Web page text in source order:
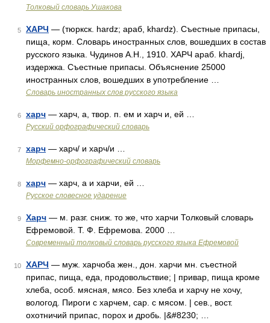
Толковый словарь Ушакова
5 ХАРЧ — (тюркск. hardz; араб, khardz). Съестные припасы,
пища, корм. Словарь иностранных слов, вошедших в состав
русского языка. Чудинов А.Н., 1910. ХАРЧ араб. khardj,
издержка. Съестные припасы. Объяснение 25000
иностранных слов, вошедших в употребление …
Словарь иностранных слов русского языка
6 харч — харч, а, твор. п. ем и харч и, ей …
Русский орфографический словарь
7 харч — харч/ и харч/и …
Морфемно-орфографический словарь
8 харч — харч, а и харчи, ей …
Русское словесное ударение
9 Харч — м. разг. сниж. то же, что харчи Толковый словарь
Ефремовой. Т. Ф. Ефремова. 2000 …
Современный толковый словарь русского языка Ефремовой
10 ХАРЧ — муж. харчоба жен., дон. харчи мн. съестной
припас, пища, еда, продовольствие; | привар, пища кроме
хлеба, особ. мясная, мясо. Без хлеба и харчу не хочу,
вологод. Пироги с харчем, сар. с мясом. | сев., вост.
охотничий припас, порох и дробь. |&#8230; …